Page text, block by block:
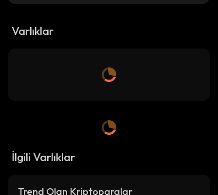
Varlıklar
İlgili Varlıklar
Trend Olan Kriptoparalar